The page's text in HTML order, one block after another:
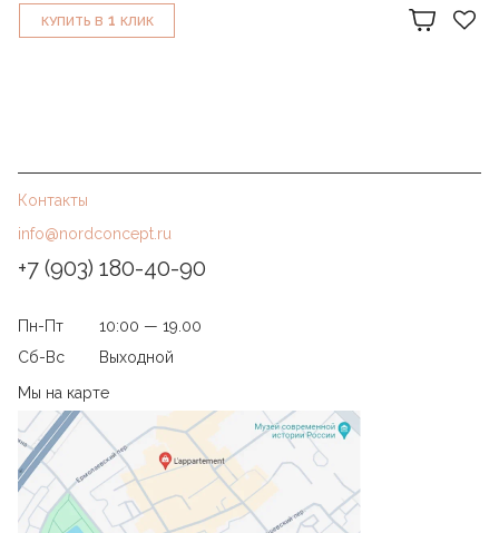
КУПИТЬ В 1 КЛИК
Контакты
info@nordconcept.ru
+7 (903) 180-40-90
Пн-Пт
10:00 — 19.00
Сб-Вс
Выходной
Мы на карте